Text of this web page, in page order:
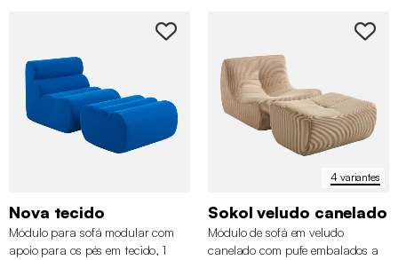
Nova tecido
Módulo para sofá modular com
apoio para os pés em tecido, 1
4 variantes
Sokol veludo canelado
Módulo de sofá em veludo
canelado com pufe embalados a